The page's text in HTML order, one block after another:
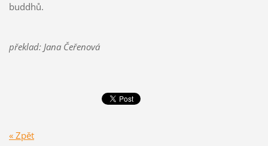
buddhů.
překlad: Jana Čeřenová
« Zpět